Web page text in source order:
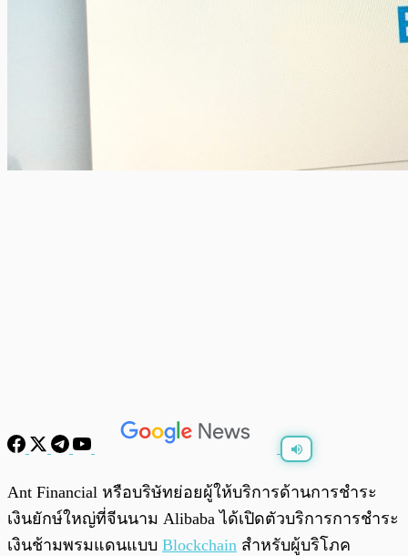
0:00
Ant Financial หรือบริษัทย่อยผู้ให้บริการด้านการชำระ
เงินยักษ์ใหญ่ที่จีนนาม Alibaba ได้เปิดตัวบริการการชำระ
เงินช้ามพรมแดนแบบ Blockchain สำหรับผู้บริโภค